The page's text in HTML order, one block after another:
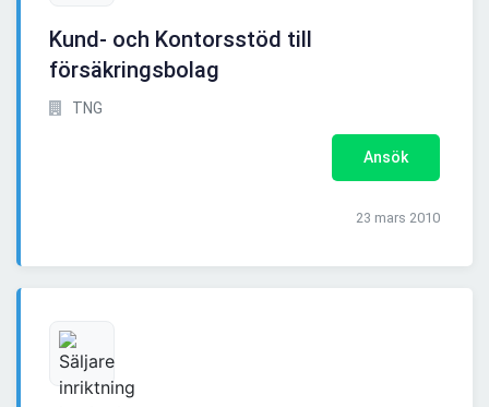
Kund- och Kontorsstöd till
försäkringsbolag
TNG
Ansök
23 mars 2010